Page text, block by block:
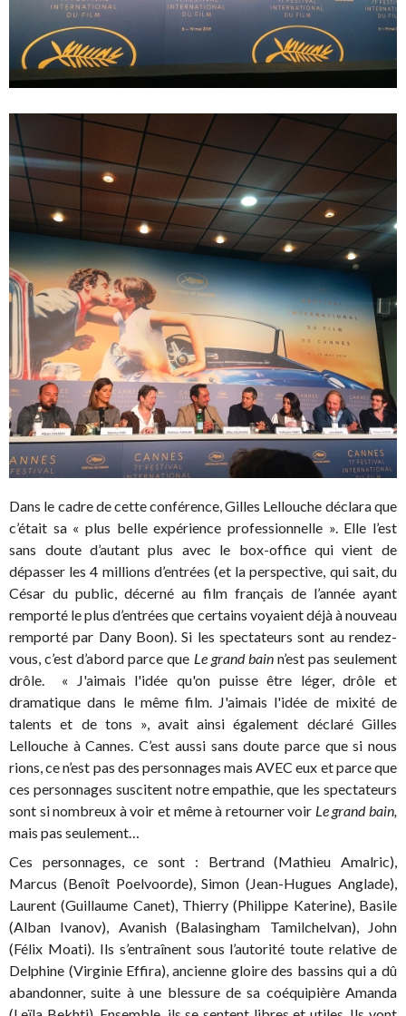
Dans le cadre de cette conférence, Gilles Lellouche déclara que
c’était sa « plus belle expérience professionnelle ». Elle l’est
sans doute d’autant plus avec le box-office qui vient de
dépasser les 4 millions d’entrées (et la perspective, qui sait, du
César du public, décerné au film français de l’année ayant
remporté le plus d’entrées que certains voyaient déjà à nouveau
remporté par Dany Boon). Si les spectateurs sont au rendez-
vous, c’est d’abord parce que Le grand bainn’est pas seulement
drôle. « J'aimais l'idée qu'on puisse être léger, drôle et
dramatique dans le même film. J'aimais l'idée de mixité de
talents et de tons », avait ainsi également déclaré Gilles
Lellouche à Cannes. C’est aussi sans doute parce que si nous
rions, ce n’est pas des personnages mais AVEC eux et parce que
ces personnages suscitent notre empathie, que les spectateurs
sont si nombreux à voir et même à retourner voir Le grand bain,
mais pas seulement…
Ces personnages, ce sont : Bertrand (Mathieu Amalric),
Marcus (Benoît Poelvoorde), Simon (Jean-Hugues Anglade),
Laurent (Guillaume Canet), Thierry (Philippe Katerine), Basile
(Alban Ivanov), Avanish (Balasingham Tamilchelvan), John
(Félix Moati). Ils s’entraînent sous l’autorité toute relative de
Delphine (Virginie Effira), ancienne gloire des bassins qui a dû
abandonner, suite à une blessure de sa coéquipière Amanda